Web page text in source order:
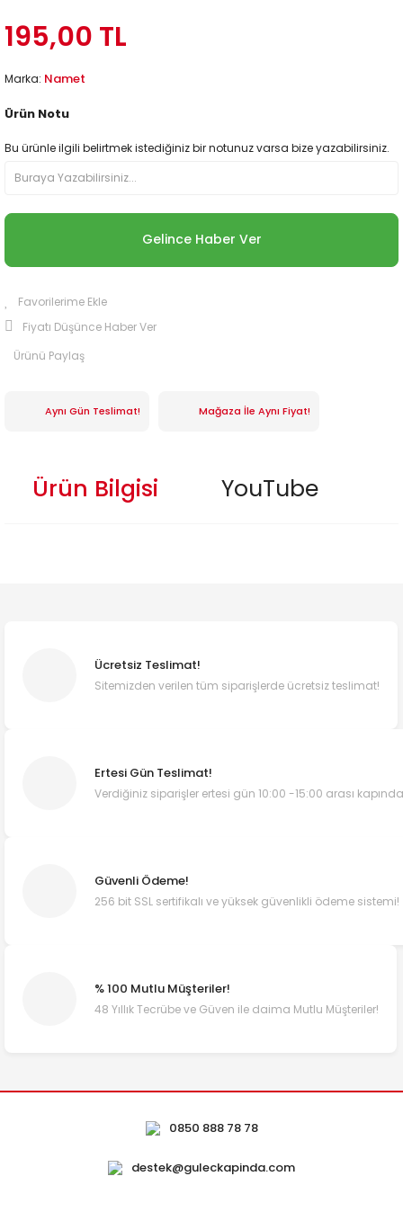
195,00 TL
Marka: Namet
Ürün Notu
Bu ürünle ilgili belirtmek istediğiniz bir notunuz varsa bize yazabilirsiniz.
Gelince Haber Ver
Fiyatı Düşünce Haber Ver
Ürünü Paylaş
Aynı Gün Teslimat! Mağaza İle Aynı Fiyat!
Ürün Bilgisi YouTube
Ücretsiz Teslimat!
Sitemizden verilen tüm siparişlerde ücretsiz teslimat!
Ertesi Gün Teslimat!
Verdiğiniz siparişler ertesi gün 10:00 -15:00 arası
Güvenli Ödeme!
256 bit SSL sertifikalı ve yüksek güvenlikli ödeme sistemi!
% 100 Mutlu Müşteriler!
48 Yıllık Tecrübe ve Güven ile daima Mutlu Müşteriler!
0850 888 78 78
destek@guleckapinda.com